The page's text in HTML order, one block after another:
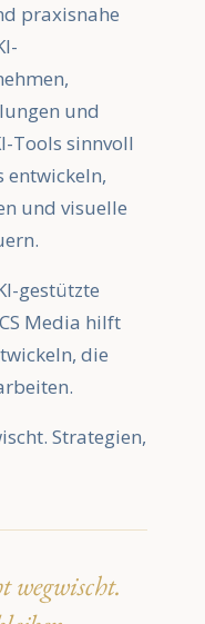
praxisnahe
und
Tools sinnvoll
entwickeln,
und visuelle
gestützte
Media hilft
die
Strategien,